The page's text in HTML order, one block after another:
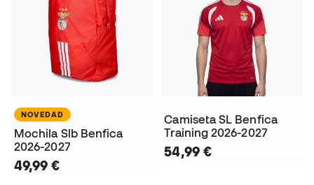
NOVEDAD
Mochila Slb Benfica
2026-2027
49,99 €
Camiseta SL Benfica
Training 2026-2027
54,99 €